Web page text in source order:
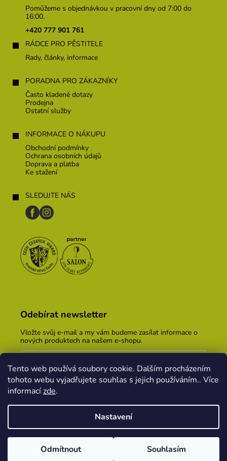
Tento web používá soubory cookie. Dalším procházením
tohoto webu vyjadřujete souhlas s jejich používáním.. Více
informacízde.
Nastavení
Odmítnout Souhlasím
Pomůžeme s objednávkou v pracovní dny od 7:00 do
16:00.
+420 777 901 761
RÁDCE PRO PĚSTITELE
Rady, články, informace
PORADNA PRO ZÁKAZNÍKY
Často kladené dotazy
Prodejna
Ostatní služby
INFORMACE O NÁKUPU
Obchodní podmínky
Ochrana osobních údajů
Doprava a platba
Ke stažení
SLEDUJTE NÁS
Odebírat newsletter
Vložte svůj e-mail a my vám budeme zasílat informace o
nových produktech na našem e-shopu.
Vložením e-mailu souhlasíte spodmínkami ochrany
osobních údajů
PŘIHLÁSIT SE
Vytvořil Shoptet
PekneWeby